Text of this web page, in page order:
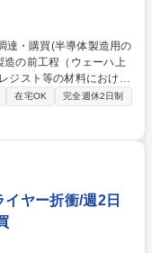
ジスト等の材料における
。 【詳細】■新
検討している次世代製品
適なサプライヤーを世界
ンニング（供給能力確
プライヤー側の生産能力
来的なボトルネックを解
略調
在宅OK
完全週休2日制
ヤー折衝/週2日